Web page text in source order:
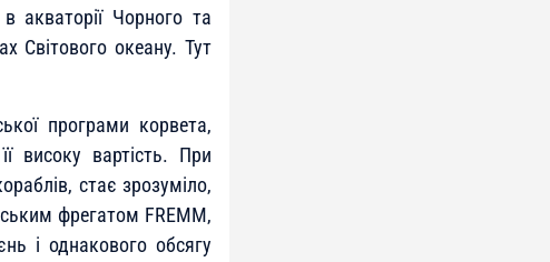
акваторії Чорного та
Світового океану. Тут
програми корвета,
високу вартість. При
стає зрозуміло,
фрегатом FREMM,
і однакового обсягу